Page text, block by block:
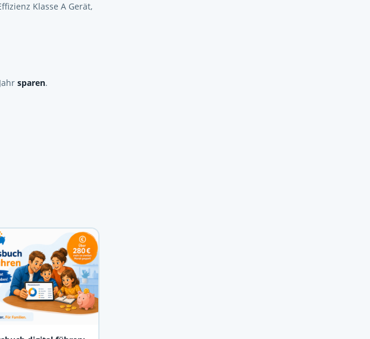
Klasse A Gerät,
sparen.